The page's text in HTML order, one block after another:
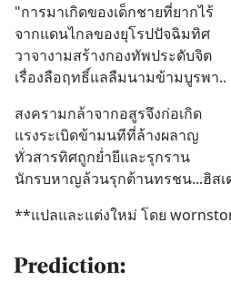
"การมาเกิดของเด็กชายที่ยากไร้
จากแดนไกลของยุโรปปัจฉิมทิศ
วาจางามสร้างกองทัพประดับจิต
เรื่องลือฤทธิ์แลลืมนามข้ามบูรพา..
สงครามกล้าจากอสูรจึงก่อเกิด
แรงระเบิดข้ามนทีที่ล้างผลาญ
ทั่วสารทิศถูกย่ำยีและรุกราน
นักรบหาญล้วนรุกต้านทรชน...ฮิสเ
**แปลและแต่งใหม่ โดย